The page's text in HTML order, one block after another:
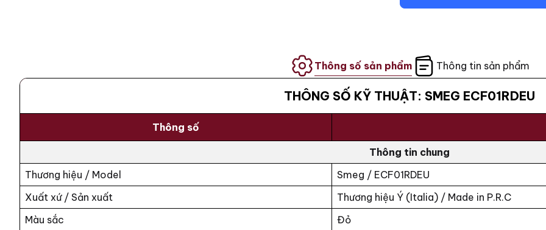
Thông số sản phẩm Thông tin sản phẩm
THÔNG SỐ KỸ THUẬT: SMEG ECF01RDEU
Thông số
Thông tin chung
Thương hiệu / Model
Smeg / ECF01RDEU
Xuất xứ / Sản xuất
Thương hiệu Ý (Italia) / Made in P.R.C
Màu sắc
Đỏ